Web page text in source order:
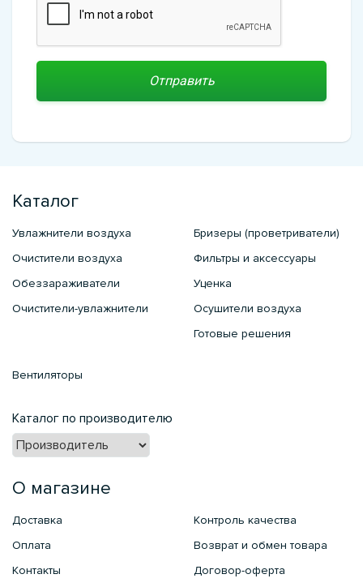
Каталог
Увлажнители воздуха
Очистители воздуха
Обеззараживатели
Очистители-увлажнители
Бризеры (проветриватели)
Фильтры и аксессуары
Уценка
Осушители воздуха
Готовые решения
Вентиляторы
Каталог по производителю
О магазине
Доставка
Оплата
Контакты
Контроль качества
Возврат и обмен товара
Договор-оферта